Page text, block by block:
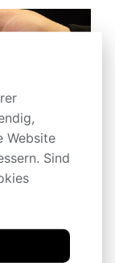
Website
Sind